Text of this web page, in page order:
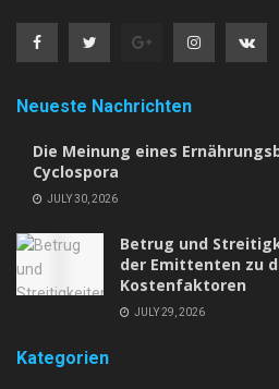
Neueste Nachrichten
Die Meinung eines
Cyclospora
JULY 30, 2026
Betrug und
der Emittenten zu
Kostenfaktoren
JULY 29, 2026
Kategorien